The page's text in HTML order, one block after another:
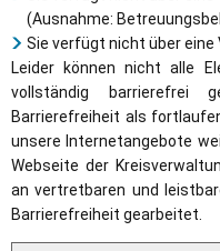
(Ausnahme:
Sie verfügt nicht über
Leider können nicht alle
vollständig barrierefrei
Barrierefreiheit als
unsere Internetangebote
Webseite der
an vertretbaren und
Barrierefreiheit gearbeitet.